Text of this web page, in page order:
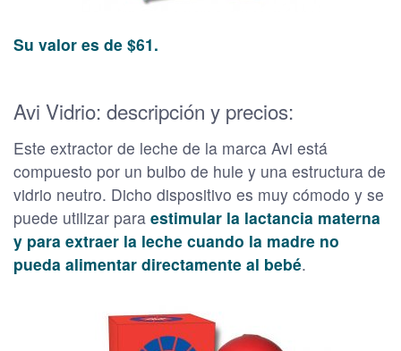
Su valor es de $61.
Avi Vidrio: descripción y precios:
Este extractor de leche de la marca Avi está
compuesto por un bulbo de hule y una estructura de
vidrio neutro. Dicho dispositivo es muy cómodo y se
puede utilizar para estimular la lactancia materna
y para extraer la leche cuando la madre no
pueda alimentar directamente al bebé.